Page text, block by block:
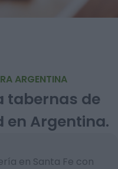
ARGENTINA
tabernas de
en Argentina.
en Santa Fe con